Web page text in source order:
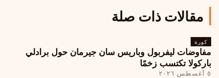
مقالات ذات صلة
كورة
مفاوضات ليفربول وباريس سان جيرمان حول برادلي
باركولا تكتسب زخمًا
٥ أغسطس ٢٠٢٦